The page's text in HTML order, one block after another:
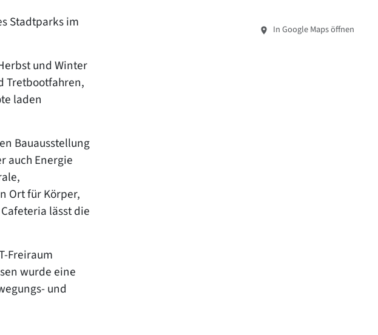
Stadtparks im
und Winter
Tretbootfahren,
laden
Bauausstellung
auch Energie
Ort für Körper,
lässt die
Freiraum
wurde eine
und
In Google Maps öffnen